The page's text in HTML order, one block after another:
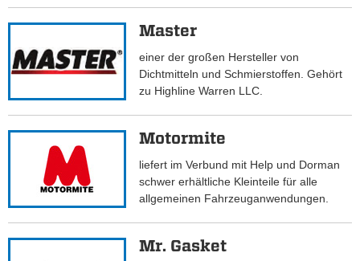
Master
einer der großen Hersteller von
Dichtmitteln und Schmierstoffen. Gehört
zu Highline Warren LLC.
Motormite
liefert im Verbund mit Help und Dorman
schwer erhältliche Kleinteile für alle
allgemeinen Fahrzeuganwendungen.
Mr. Gasket